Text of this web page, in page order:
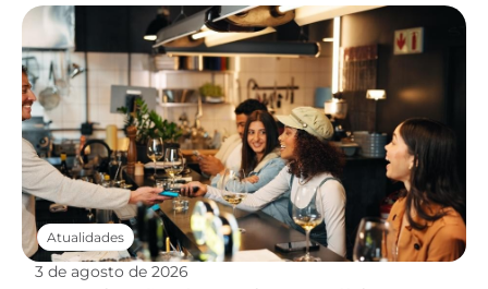
3 de agosto de 2026
Atualidades